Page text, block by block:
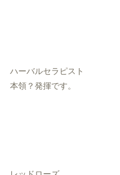
ハーバルセラピスト
本領？発揮です。